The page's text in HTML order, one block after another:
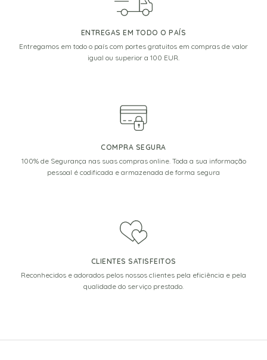
ENTREGAS EM TODO O PAÍS
Entregamos em todo o país com portes gratuitos em compras de valor
igual ou superior a 100 EUR.
COMPRA SEGURA
100% de Segurança nas suas compras online. Toda a sua informação
pessoal é codificada e armazenada de forma segura
CLIENTES SATISFEITOS
Reconhecidos e adorados pelos nossos clientes pela eficiência e pela
qualidade do serviço prestado.